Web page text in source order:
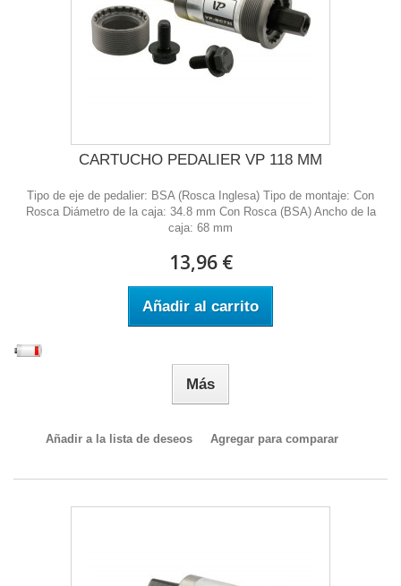
CARTUCHO PEDALIER VP 118 MM
Tipo de eje de pedalier: BSA (Rosca Inglesa) Tipo de montaje: Con
Rosca Diámetro de la caja: 34.8 mm Con Rosca (BSA) Ancho de la
caja: 68 mm
13,96 €
Añadir al carrito
Más
Añadir a la lista de deseos Agregar para comparar